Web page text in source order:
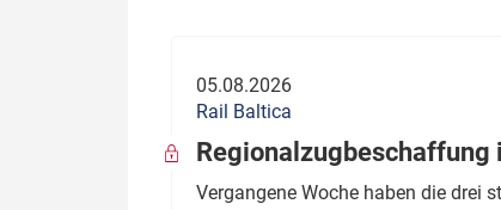
Politik
Verbände: Wer spricht für
wen?
05.08.2026
Rail Baltica
Vergangene Woche haben die drei